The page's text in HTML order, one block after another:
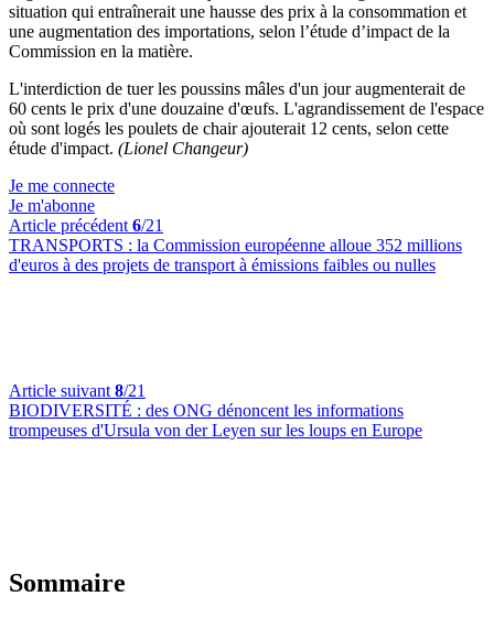
situation qui entraînerait une hausse des prix à la consommation et
une augmentation des importations, selon l’étude d’impact de la
Commission en la matière.
L'interdiction de tuer les poussins mâles d'un jour augmenterait de
60 cents le prix d'une douzaine d'œufs. L'agrandissement de l'espace
où sont logés les poulets de chair ajouterait 12 cents, selon cette
étude d'impact. (Lionel Changeur)
Je me connecte
Je m'abonne
Article précédent 6/21
TRANSPORTS : la Commission européenne alloue 352 millions
d'euros à des projets de transport à émissions faibles ou nulles
Article suivant 8/21
BIODIVERSITÉ : des ONG dénoncent les informations
trompeuses d'Ursula von der Leyen sur les loups en Europe
Sommaire